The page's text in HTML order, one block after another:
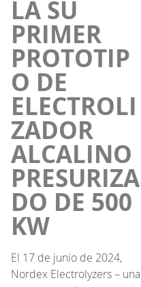
LA SU
PRIMER
PROTOTIP
O DE
ELECTROLI
ZADOR
ALCALINO
PRESURIZA
DO DE 500
KW
El 17 de junio de 2024,
Nordex Electrolyzers – una